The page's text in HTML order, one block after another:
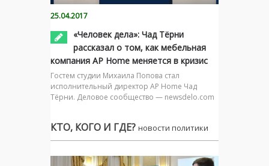
25.04.2017
«Человек дела»: Чад Тёрни
рассказал о том, как мебельная
компания AP Home меняется в кризис
Гостем студии Михаила Попова стал
исполнительный директор AP Home Чад
Тёрни. Деловое сообщество — newsdelo.com
КТО, КОГО И ГДЕ? новости политики